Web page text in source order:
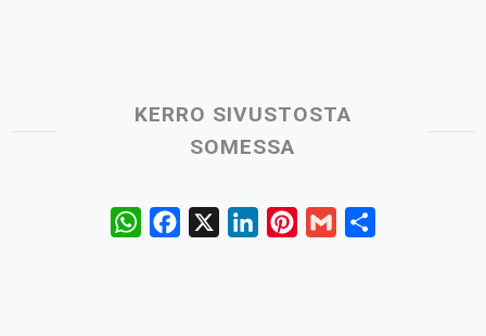
KERRO SIVUSTOSTA
SOMESSA
W